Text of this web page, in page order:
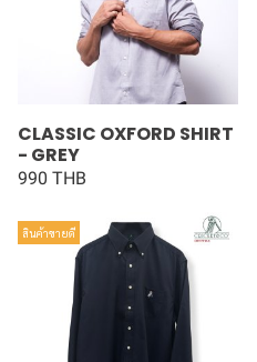
CLASSIC OXFORD SHIRT
- GREY
990 THB
สินค้าขายดี